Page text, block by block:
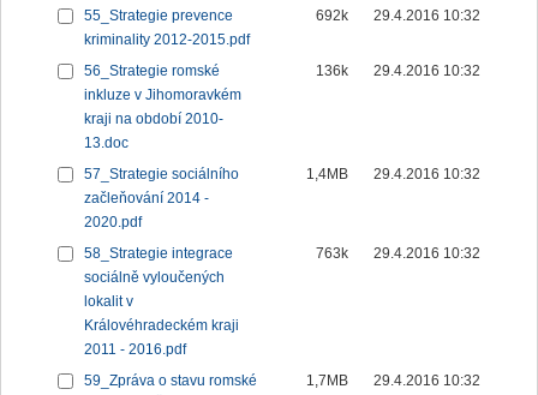
55_Strategie prevence
kriminality 2012-2015.pdf
692k 29.4.2016 10:32
56_Strategie romské
inkluze v Jihomoravkém
kraji na období 2010-
13.doc
136k 29.4.2016 10:32
57_Strategie sociálního
začleňování 2014 -
2020.pdf
1,4MB 29.4.2016 10:32
58_Strategie integrace
sociálně vyloučených
lokalit v
Královéhradeckém kraji
2011 - 2016.pdf
763k 29.4.2016 10:32
59_Zpráva o stavu romské
1,7MB 29.4.2016 10:32